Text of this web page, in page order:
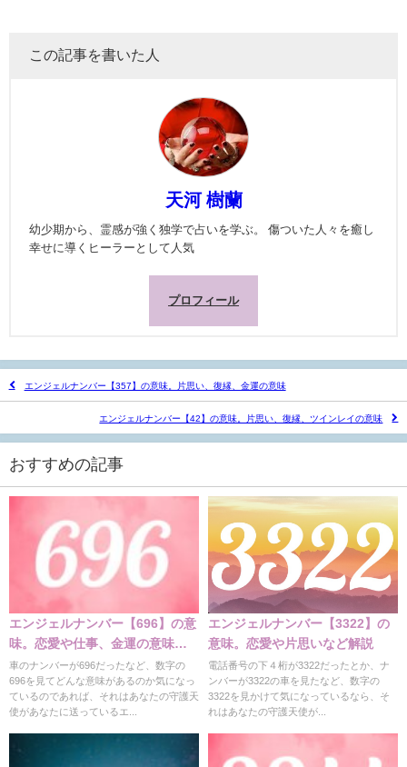
この記事を書いた人
天河 樹蘭
幼少期から、霊感が強く独学で占いを学ぶ。 傷ついた人々を癒し
幸せに導くヒーラーとして人気
プロフィール
エンジェルナンバー【357】の意味。片思い、復縁、金運の意味
エンジェルナンバー【42】の意味。片思い、復縁、ツインレイの意味
おすすめの記事
エンジェルナンバー【696】の意
味。恋愛や仕事、金運の意味解
説
車のナンバーが696だったなど、数字の
696を見てどんな意味があるのか気になっ
ているのであれば、それはあなたの守護天
使があなたに送っているエ...
エンジェルナンバー【3322】の
意味。恋愛や片思いなど解説
電話番号の下４桁が3322だったとか、ナ
ンバーが3322の車を見たなど、数字の
3322を見かけて気になっているなら、そ
れはあなたの守護天使が...